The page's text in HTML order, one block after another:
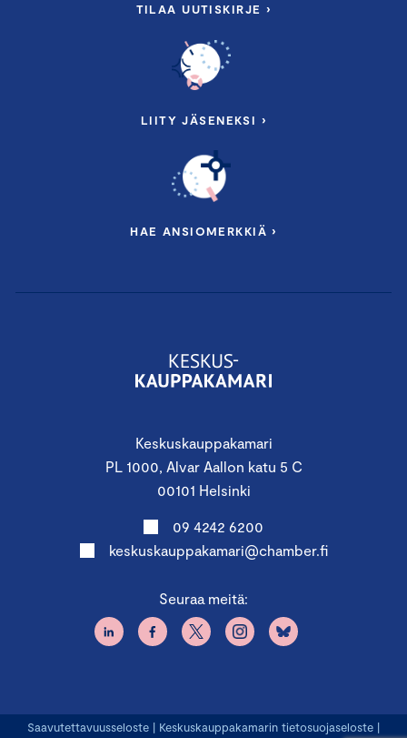
Keskuskauppakamari
PL 1000, Alvar Aallon katu 5 C
00101 Helsinki
09 4242 6200
keskuskauppakamari@chamber.fi
Seuraa meitä:
TILAA UUTISKIRJE ›
LIITY JÄSENEKSI ›
HAE ANSIOMERKKIÄ ›
Saavutettavuusseloste | Keskuskauppakamarin tietosuojaseloste |